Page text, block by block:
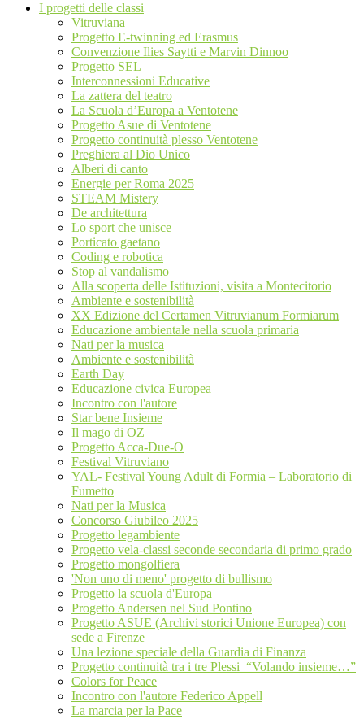
I progetti delle classi
Vitruviana
Progetto E-twinning ed Erasmus
Convenzione Ilies Saytti e Marvin Dinnoo
Progetto SEL
Interconnessioni Educative
La zattera del teatro
La Scuola d’Europa a Ventotene
Progetto Asue di Ventotene
Progetto continuità plesso Ventotene
Preghiera al Dio Unico
Alberi di canto
Energie per Roma 2025
STEAM Mistery
De architettura
Lo sport che unisce
Porticato gaetano
Coding e robotica
Stop al vandalismo
Alla scoperta delle Istituzioni, visita a Montecitorio
Ambiente e sostenibilità
XX Edizione del Certamen Vitruvianum Formiarum
Educazione ambientale nella scuola primaria
Nati per la musica
Ambiente e sostenibilità
Earth Day
Educazione civica Europea
Incontro con l'autore
Star bene Insieme
Il mago di OZ
Progetto Acca-Due-O
Festival Vitruviano
YAL- Festival Young Adult di Formia – Laboratorio di
Fumetto
Nati per la Musica
Concorso Giubileo 2025
Progetto legambiente
Progetto vela-classi seconde secondaria di primo grado
Progetto mongolfiera
'Non uno di meno' progetto di bullismo
Progetto la scuola d'Europa
Progetto Andersen nel Sud Pontino
Progetto ASUE (Archivi storici Unione Europea) con
sede a Firenze
Una lezione speciale della Guardia di Finanza
Progetto continuità tra i tre Plessi “Volando insieme…”
Colors for Peace
Incontro con l'autore Federico Appell
La marcia per la Pace